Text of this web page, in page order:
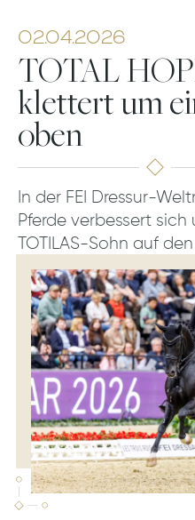
02.04.2026
TOTAL
klettert um
oben
In der FEI Dressur-
Pferde verbessert sich
TOTILAS-Sohn auf